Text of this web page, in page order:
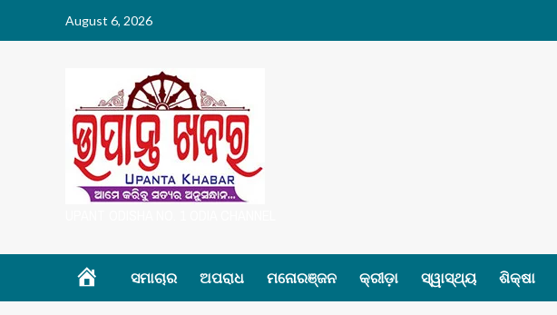
August 6, 2026
Homeସମାଚାର ଅପରାଧ ମନୋରଞ୍ଜନ କ୍ରୀଡ଼ା ସ୍ୱାସ୍ଥ୍ୟ ଶିକ୍ଷା